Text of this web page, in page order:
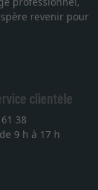
revenir pour
clientèle
38
9 h à 17 h